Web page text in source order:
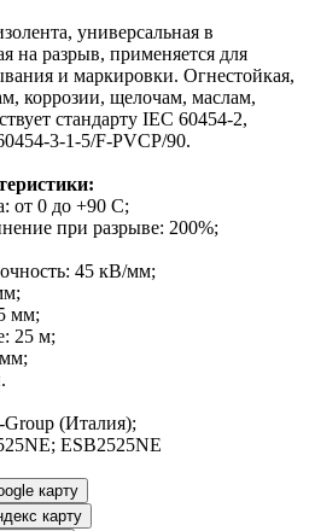
универсальная в
на разрыв, применяется для
и маркировки. Огнестойкая,
коррозии, щелочам, маслам,
стандарту IEC 60454-2,
3-1-5/F-PVCP/90.
от 0 до +90 С;
при разрыве: 200%;
45 кВ/мм;
мм;
25 м;
(Италия);
ESB2525NE
карту
карту